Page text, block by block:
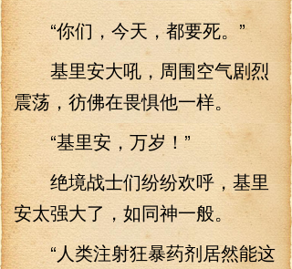
“你们，今天，都要死。”
基里安大吼，周围空气剧烈
震荡，彷佛在畏惧他一样。
“基里安，万岁！”
绝境战士们纷纷欢呼，基里
安太强大了，如同神一般。
“人类注射狂暴药剂居然能这